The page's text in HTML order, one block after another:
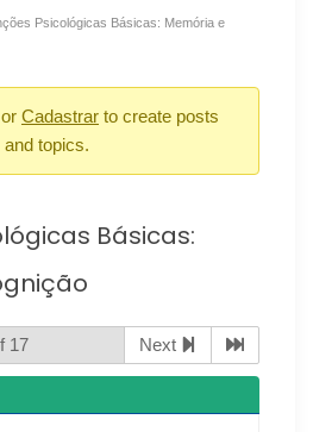
Psicológicas Básicas: Memória e
or Cadastrar to create posts
and topics.
Básicas:
17 Next